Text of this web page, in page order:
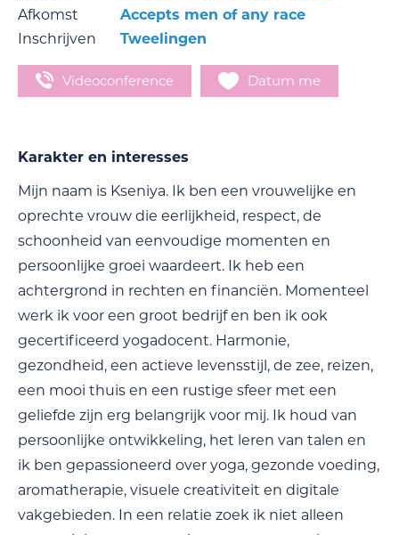
Afkomst
Accepts men of any race
Inschrijven
Tweelingen
Videoconference Datum me
Karakter en interesses
Mijn naam is Kseniya. Ik ben een vrouwelijke en
oprechte vrouw die eerlijkheid, respect, de
schoonheid van eenvoudige momenten en
persoonlijke groei waardeert. Ik heb een
achtergrond in rechten en financiën. Momenteel
werk ik voor een groot bedrijf en ben ik ook
gecertificeerd yogadocent. Harmonie,
gezondheid, een actieve levensstijl, de zee, reizen,
een mooi thuis en een rustige sfeer met een
geliefde zijn erg belangrijk voor mij. Ik houd van
persoonlijke ontwikkeling, het leren van talen en
ik ben gepassioneerd over yoga, gezonde voeding,
aromatherapie, visuele creativiteit en digitale
vakgebieden. In een relatie zoek ik niet alleen